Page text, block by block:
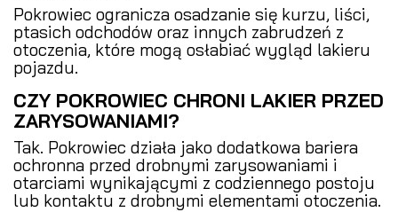
Pokrowiec ogranicza osadzanie się kurzu, liści,
ptasich odchodów oraz innych zabrudzeń z
otoczenia, które mogą osłabiać wygląd lakieru
pojazdu.
CZY POKROWIEC CHRONI LAKIER PRZED
ZARYSOWANIAMI?
Tak. Pokrowiec działa jako dodatkowa bariera
ochronna przed drobnymi zarysowaniami i
otarciami wynikającymi z codziennego postoju
lub kontaktu z drobnymi elementami otoczenia.